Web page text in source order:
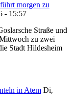
morgen zu
- 15:57
Straße und
zu zwei
Stadt Hildesheim
in Atem Di,